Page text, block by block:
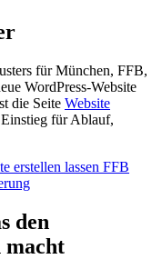
für München, FFB,
WordPress-Website
die Seite Website
Einstieg für Ablauf,
erstellen lassen FFB
den
macht